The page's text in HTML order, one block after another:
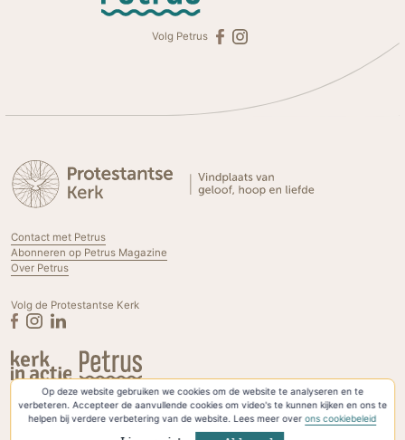
Op deze website gebruiken we cookies om de website te analyseren en te
verbeteren. Accepteer de aanvullende cookies om video's te kunnen kijken en ons te
helpen bij verdere verbetering van de website. Lees meer overons cookiebeleid
Volg Petrus
Contact met Petrus
Abonneren op Petrus Magazine
Over Petrus
Volg de Protestantse Kerk
Privacyverklaring & Cookies